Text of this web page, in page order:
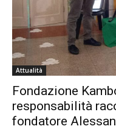
Attualità
Fondazione
responsabilità
fondatore